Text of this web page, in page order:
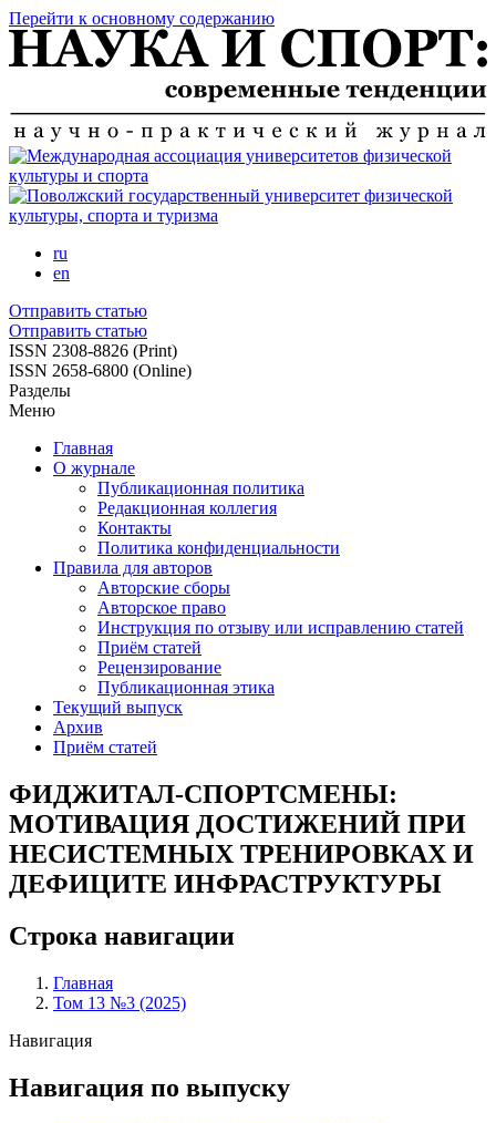
Перейти к основному содержанию
ru
en
Отправить статью
Отправить статью
ISSN 2308-8826 (Print)
ISSN 2658-6800 (Online)
Разделы
Меню
Главная
О журнале
Публикационная политика
Редакционная коллегия
Контакты
Политика конфиденциальности
Правила для авторов
Авторские сборы
Авторское право
Инструкция по отзыву или исправлению статей
Приём статей
Рецензирование
Публикационная этика
Текущий выпуск
Архив
Приём статей
ФИДЖИТАЛ-СПОРТСМЕНЫ:
МОТИВАЦИЯ ДОСТИЖЕНИЙ ПРИ
НЕСИСТЕМНЫХ ТРЕНИРОВКАХ И
ДЕФИЦИТЕ ИНФРАСТРУКТУРЫ
Строка навигации
Главная
Том 13 №3 (2025)
Навигация
Навигация по выпуску